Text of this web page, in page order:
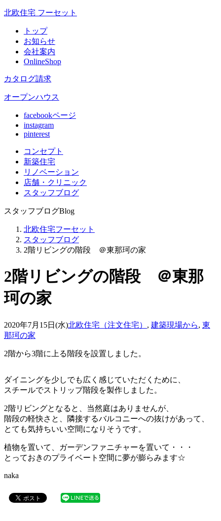
北欧住宅 フーセット
トップ
お知らせ
会社案内
OnlineShop
カタログ請求
オープンハウス
facebookページ
instagram
pinterest
コンセプト
新築住宅
リノベーション
店舗 ・クリニック
スタッフブログ
スタッフブログBlog
北欧住宅フーセット
スタッフブログ
2階リビングの階段 ＠東那珂の家
2階リビングの階段 ＠東那
珂の家
2020年7月15日(水)北欧住宅（注文住宅） , 建築現場から, 東
那珂の家
2階から3階に上る階段を設置しました。
ダイニングを少しでも広く感じていただくために、
スチールでストリップ階段を製作しました。
2階リビングとなると、当然庭はありませんが、
階段の軽快さと、隣接するバルコニーへの抜けがあって、
とても気持ちいい空間になりそうです。
植物を置いて、ガーデンファニチャーを置いて・・・
とっておきのプライベート空間に夢が膨らみます☆
naka